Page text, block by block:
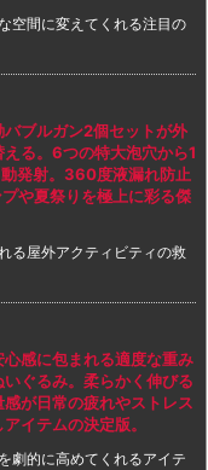
空間に変えてくれる注目の
ブルガン2個セットが外
る。6つの特大泡穴から1
発射。360度液漏れ防止
や夏祭りを極上に彩る傑
る屋外アクティビティの救
感に包まれる適度な重み
ぐるみ。柔らかく伸びる
が日常の疲れやストレス
イテムの決定版。
劇的に高めてくれるアイテ